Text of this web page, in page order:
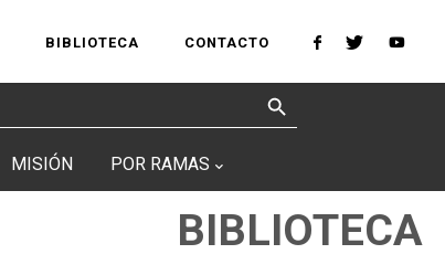
BIBLIOTECA CONTACTO
Search Button
MISIÓN POR RAMAS
BIBLIOTECA